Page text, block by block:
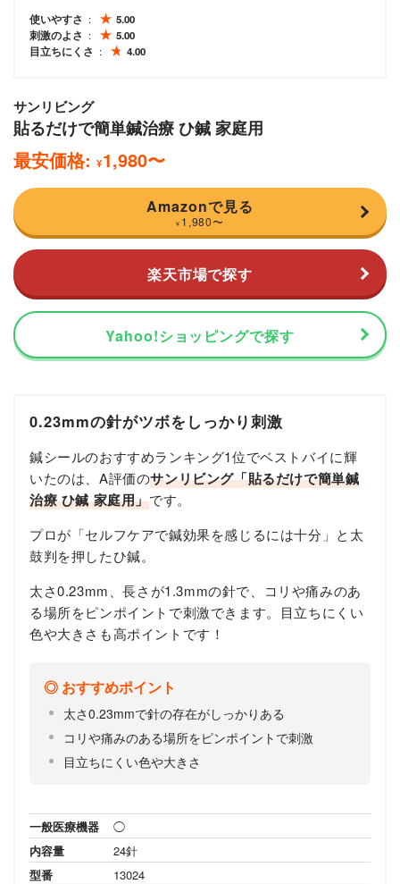
使いやすさ
5.00
刺激のよさ
5.00
目立ちにくさ
4.00
サンリビング
貼るだけで簡単鍼治療 ひ鍼 家庭用
最安価格: ¥1,980〜
Amazonで見る
¥ 1,980〜
楽天市場で探す
Yahoo!ショッピングで探す
0.23mmの針がツボをしっかり刺激
鍼シールのおすすめランキング1位でベストバイに輝
いたのは、A評価のサンリビング「貼るだけで簡単鍼
治療 ひ鍼 家庭用」です。
プロが「セルフケアで鍼効果を感じるには十分」と太
鼓判を押したひ鍼。
太さ0.23mm、長さが1.3mmの針で、コリや痛みのあ
る場所をピンポイントで刺激できます。目立ちにくい
色や大きさも高ポイントです！
おすすめポイント
太さ0.23mmで針の存在がしっかりある
コリや痛みのある場所をピンポイントで刺激
目立ちにくい色や大きさ
一般医療機器
◯
内容量
24針
型番
13024